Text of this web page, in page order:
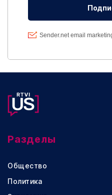
Разделы
Общество
Политика